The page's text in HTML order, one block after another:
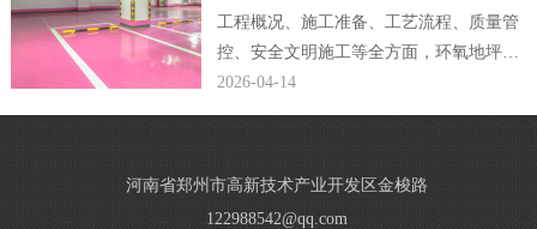
工程概况、施工准备、工艺流程、质量管
控、安全文明施工等全方面，环氧地坪公
司编辑完整规范了小区车库环氧地坪施工
方案，贴合现场施工落地需求。...
2026-04-14
河南省郑州市高新技术产业开发区金梭路
122988542@qq.com